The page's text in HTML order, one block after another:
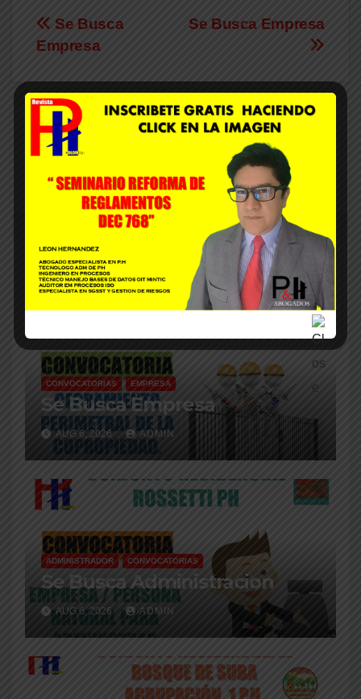
Se Busca Empresa
Se Busca
Empresa
Related Post
CONVOCATORIAS EMPRESA
Se Busca Empresa
AUG 6, 2026 ADMIN
ADMINISTRADOR CONVOCATORIAS
Se Busca Administracion
AUG 6, 2026 ADMIN